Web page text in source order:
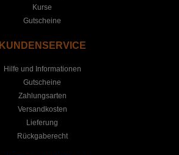
Kurse
Gutscheine
KUNDENSERVICE
Hilfe und Informationen
Gutscheine
Zahlungsarten
Versandkosten
Lieferung
Rückgaberecht